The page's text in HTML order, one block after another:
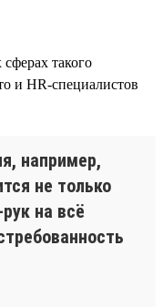
такого
и HR-специалистов
например,
не только
на всё